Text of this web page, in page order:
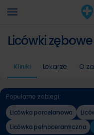
Licówki
Kliniki Lekarze O
Popularne zabiegi:
Licówka porcelanowa
Licówka pełnoceramiczna